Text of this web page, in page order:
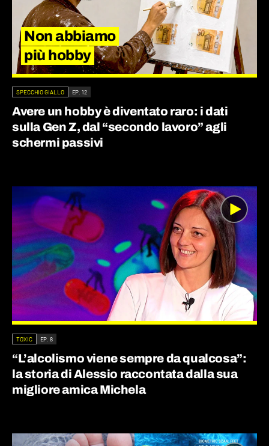
Non abbiamo
più hobby
SPECCHIO GIALLO EP. 12
Avere un hobby è diventato raro: i dati
sulla Gen Z, dal “secondo lavoro” agli
schermi passivi
TOXIC EP. 8
“L’alcolismo viene sempre da qualcosa”:
la storia di Alessio raccontata dalla sua
migliore amica Michela